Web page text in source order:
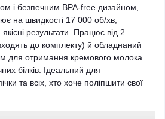
і безпечним BPA-free дизайном,
на швидкості 17 000 об/хв,
результати. Працює від 2
до комплекту) й обладнаний
для отримання кремового молока
білків. Ідеальний для
та всіх, хто хоче поліпшити свої